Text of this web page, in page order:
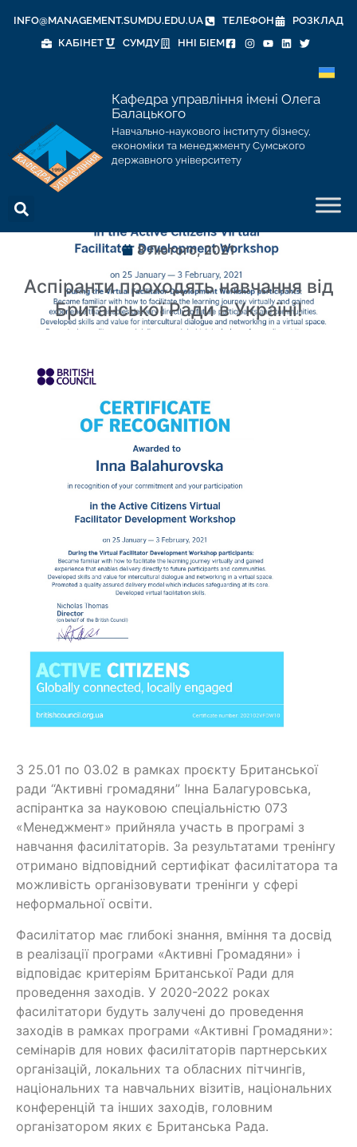
INFO@MANAGEMENT.SUMDU.EDU.UA ТЕЛЕФОН
РОЗКЛАД
КАБІНЕТ
СУМДУ ННІ БІЕМ
Кафедра управління імені Олега
Балацького
Навчально-наукового інституту бізнесу,
економіки та менеджменту Сумського
державного університету
8 Лютого, 2021
Аспіранти проходять навчання від
Британської Ради в Україні!
З 25.01 по 03.02 в рамках проєкту Британської
ради “Активні громадяни” Інна Балагуровська,
аспірантка за науковою спеціальністю 073
«Менеджмент» прийняла участь в програмі з
навчання фасилітаторів. За результатами тренінгу
отримано відповідний сертифікат фасилітатора та
можливість організовувати тренінги у сфері
неформальної освіти.
Фасилітатор має глибокі знання, вміння та досвід
в реалізації програми «Активні Громадяни» і
відповідає критеріям Британської Ради для
проведення заходів. У 2020-2022 роках
фасилітатори будуть залучені до проведення
заходів в рамках програми «Активні Громадяни»:
семінарів для нових фасилітаторів партнерських
організацій, локальних та обласних пітчингів,
національних та навчальних візитів, національних
конференцій та інших заходів, головним
організатором яких є Британська Рада.